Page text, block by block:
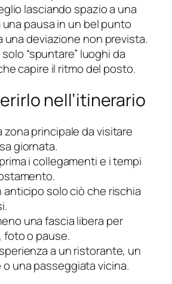
lasciando spazio a una
pausa in un bel punto
una deviazione non prevista.
“spuntare” luoghi da
capire il ritmo del posto.
nell’itinerario
zona principale da visitare
giornata.
i collegamenti e i tempi
anticipo solo ciò che rischia
una fascia libera per
foto o pause.
a un ristorante, un
una passeggiata vicina.